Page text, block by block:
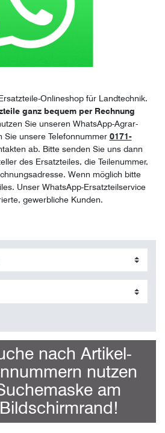
Onlineshop für Landtechnik.
ganz bequem per Rechnung
Sie unseren WhatsApp-Agrar-
Sie unsere Telefonnummer 0171-
ab. Bitte senden Sie uns dann
des Ersatzteiles, die Teilenummer,
Wenn möglich bitte
Unser WhatsApp-Ersatzteilservice
gewerbliche Kunden.
nach Artikel-
nutzen
am